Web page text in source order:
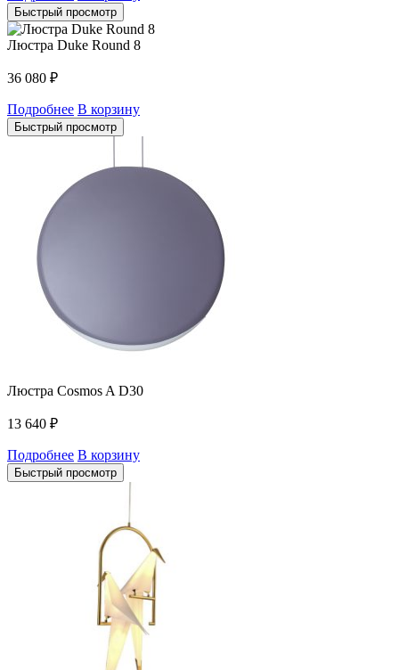
Быстрый просмотр
Люстра Duke Round 8
36 080 ₽
Подробнее В корзину
Быстрый просмотр
Люстра Cosmos A D30
13 640 ₽
Подробнее В корзину
Быстрый просмотр